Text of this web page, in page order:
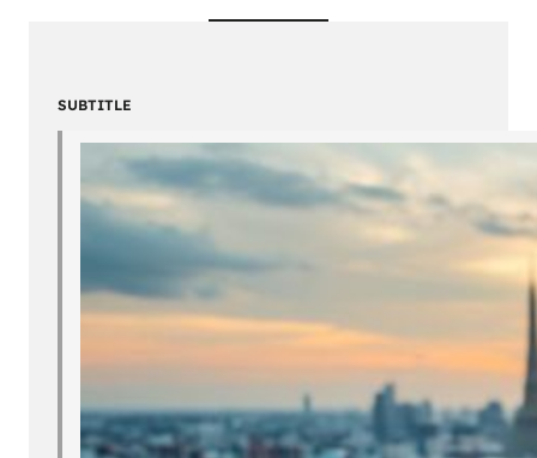
SUBTITLE